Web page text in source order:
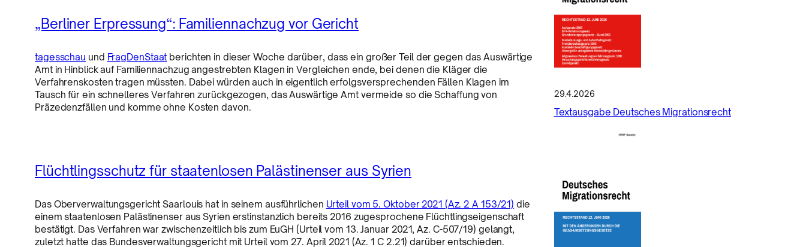
„Berliner Erpressung“: Familiennachzug vor Gericht
tagesschau und FragDenStaat berichten in dieser Woche darüber, dass ein großer Teil der gegen das Auswärtige
Amt in Hinblick auf Familiennachzug angestrebten Klagen in Vergleichen ende, bei denen die Kläger die
Verfahrenskosten tragen müssten. Dabei würden auch in eigentlich erfolgsversprechenden Fällen Klagen im
Tausch für ein schnelleres Verfahren zurückgezogen, das Auswärtige Amt vermeide so die Schaffung von
Präzedenzfällen und komme ohne Kosten davon.
Flüchtlingsschutz für staatenlosen Palästinenser aus Syrien
Das Oberverwaltungsgericht Saarlouis hat in seinem ausführlichen Urteil vom 5. Oktober 2021 (Az. 2 A 153/21) die
einem staatenlosen Palästinenser aus Syrien erstinstanzlich bereits 2016 zugesprochene Flüchtlingseigenschaft
bestätigt. Das Verfahren war zwischenzeitlich bis zum EuGH (Urteil vom 13. Januar 2021, Az. C-507/19) gelangt,
zuletzt hatte das Bundesverwaltungsgericht mit Urteil vom 27. April 2021 (Az. 1 C 2.21) darüber entschieden.
29.4.2026
Textausgabe Deutsches Migrationsrecht